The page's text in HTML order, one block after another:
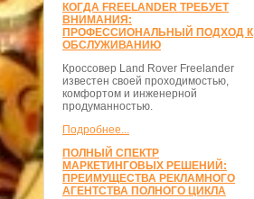
КОГДА FREELANDER ТРЕБУЕТ
ВНИМАНИЯ:
ПРОФЕССИОНАЛЬНЫЙ ПОДХОД К
ОБСЛУЖИВАНИЮ
Кроссовер Land Rover Freelander
известен своей проходимостью,
комфортом и инженерной
продуманностью.
Подробнее...
ПОЛНЫЙ СПЕКТР
МАРКЕТИНГОВЫХ РЕШЕНИЙ:
ПРЕИМУЩЕСТВА РЕКЛАМНОГО
АГЕНТСТВА ПОЛНОГО ЦИКЛА